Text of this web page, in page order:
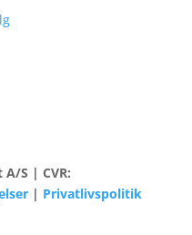
S | CVR:
| Privatlivspolitik